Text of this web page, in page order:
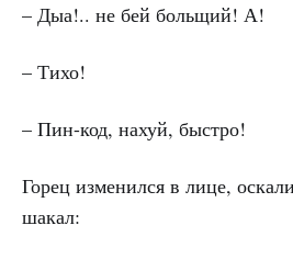
– Дыа!.. не бей больщий! А!
– Тихо!
– Пин-код, нахуй, быстро!
Горец изменился в лице,
шакал: